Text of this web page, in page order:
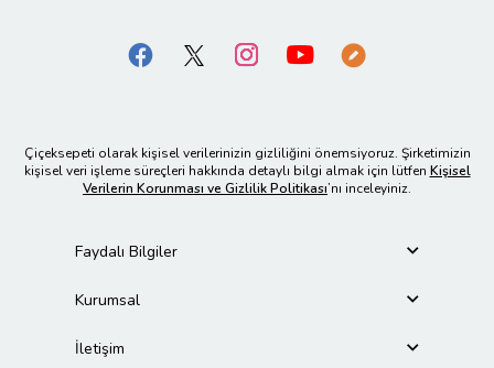
Çiçeksepeti olarak kişisel verilerinizin gizliliğini önemsiyoruz. Şirketimizin
kişisel veri işleme süreçleri hakkında detaylı bilgi almak için lütfen Kişisel
Verilerin Korunması ve Gizlilik Politikası’nı inceleyiniz.
Faydalı Bilgiler
Kurumsal
İletişim